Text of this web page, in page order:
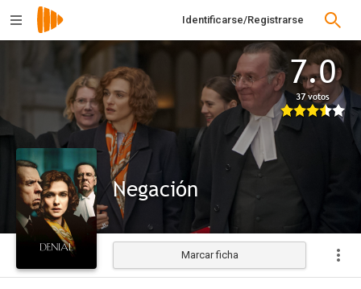
Identificarse/Registrarse
7.0
37 votos
Negación
Marcar ficha